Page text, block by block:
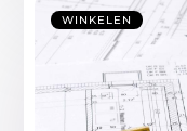
WINKELEN